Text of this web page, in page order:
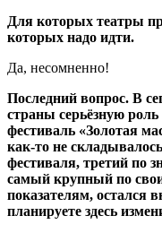
Для которых театры
которых надо идти.
Да, несомненно!
Последний вопрос. В
страны серьёзную
фестиваль «Золотая
как-то не
фестиваля, третий по
самый крупный по
показателям, остался
планируете здесь